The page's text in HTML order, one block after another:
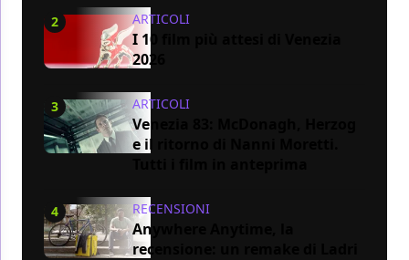
2 ARTICOLI
I 10 film più attesi di Venezia
2026
3 ARTICOLI
Venezia 83: McDonagh, Herzog
e il ritorno di Nanni Moretti.
4 RECENSIONI
Anywhere Anytime, la
recensione: un remake di Ladri